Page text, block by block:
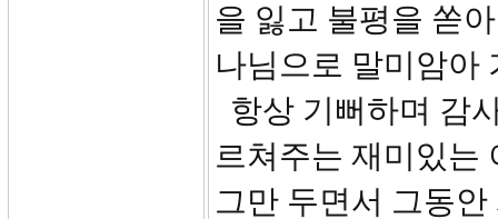
을 잃고 불평을 쏟
나님으로 말미암아
항상 기뻐하며 감
르쳐주는 재미있는
그만 두면서 그동